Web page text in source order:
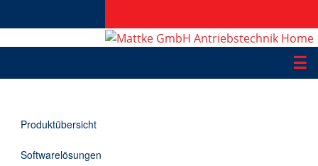
☰
Applikationen
Informationen
Produktübersicht
Softwarelösungen